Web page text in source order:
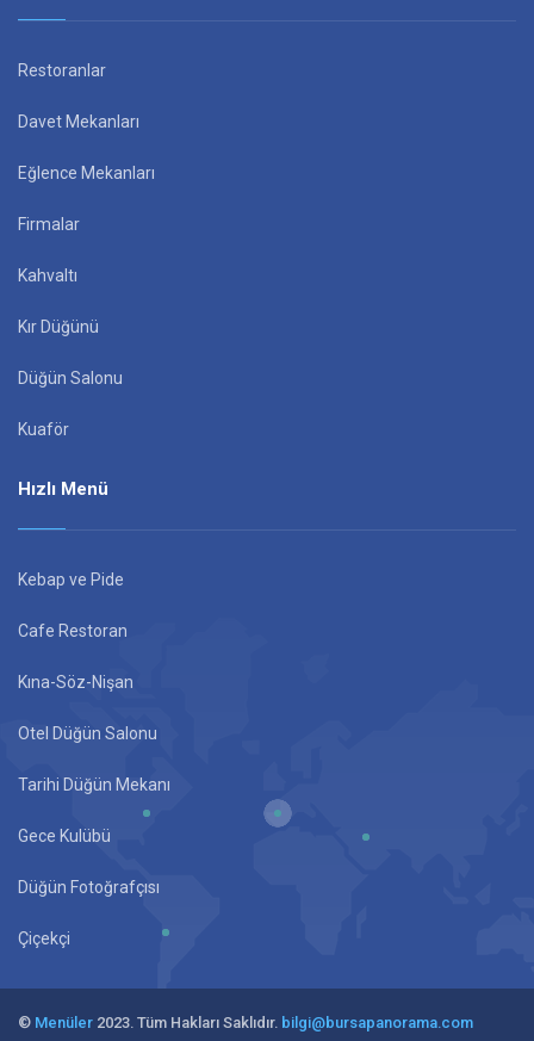
Restoranlar
Davet Mekanları
Eğlence Mekanları
Firmalar
Kahvaltı
Kır Düğünü
Düğün Salonu
Kuaför
Hızlı Menü
Kebap ve Pide
Cafe Restoran
Kına-Söz-Nişan
Otel Düğün Salonu
Tarihi Düğün Mekanı
Gece Kulübü
Düğün Fotoğrafçısı
Çiçekçi
© Menüler 2023. Tüm Hakları Saklıdır. bilgi@bursapanorama.com